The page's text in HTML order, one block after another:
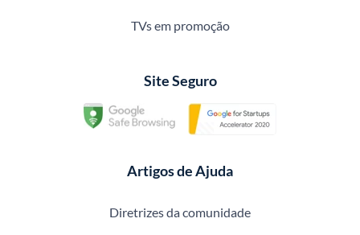
TVs em promoção
Site Seguro
Artigos de Ajuda
Diretrizes da comunidade